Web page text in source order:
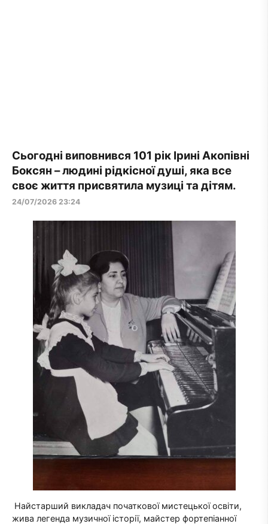
Сьогодні виповнився 101 рік Ірині Акопівні
Боксян – людині рідкісної душі, яка все
своє життя присвятила музиці та дітям.
24/07/2026 23:24
Найстарший викладач початкової мистецької освіти,
жива легенда музичної історії, майстер фортепіанної